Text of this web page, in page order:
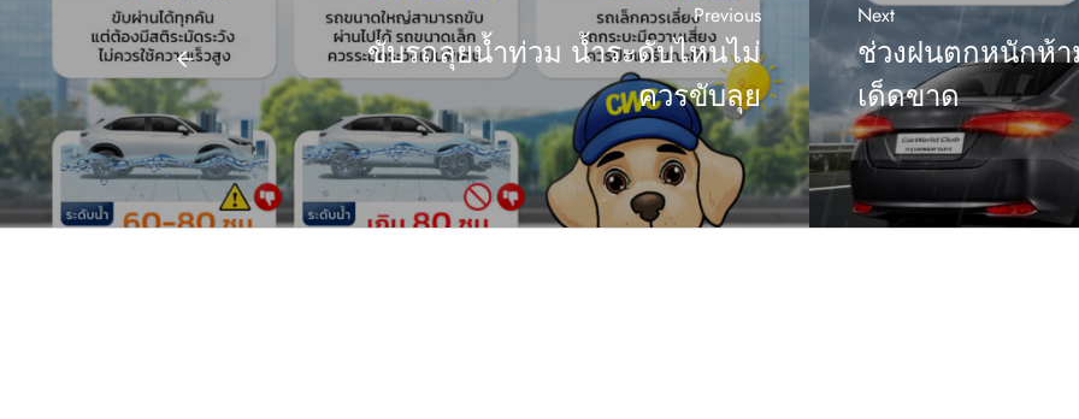
Previous
ขับรถลุยน้ำท่วม น้ำระดับไหนไม่
ควรขับลุย
Next
ช่วงฝนตกหนักห้า
เด็ดขาด